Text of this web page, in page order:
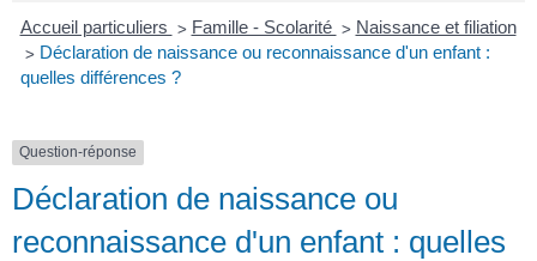
Accueil particuliers > Famille - Scolarité > Naissance et filiation
> Déclaration de naissance ou reconnaissance d'un enfant :
quelles différences ?
Question-réponse
Déclaration de naissance ou
reconnaissance d'un enfant : quelles